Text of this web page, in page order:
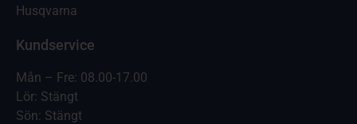
Husqvarna
Kundservice
Mån – Fre: 08.00-17.00
Lör: Stängt
Sön: Stängt